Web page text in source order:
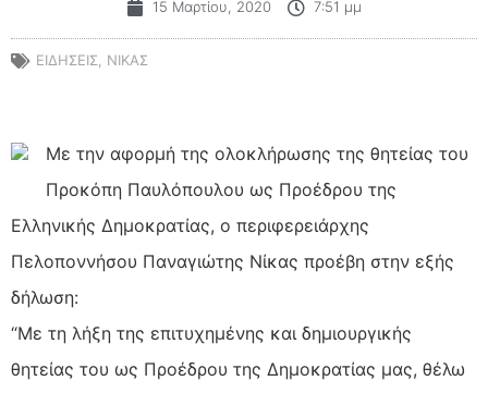
15 Μαρτίου, 2020 7:51 μμ
ΕΙΔΗΣΕΙΣ, ΝΙΚΑΣ
Με την αφορμή της ολοκλήρωσης της θητείας του
Προκόπη Παυλόπουλου ως Προέδρου της
Ελληνικής Δημοκρατίας, ο περιφερειάρχης
Πελοποννήσου Παναγιώτης Νίκας προέβη στην εξής
δήλωση:
“Με τη λήξη της επιτυχημένης και δημιουργικής
θητείας του ως Προέδρου της Δημοκρατίας μας, θέλω